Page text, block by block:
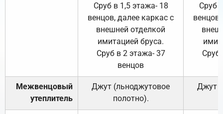
Сруб в 1,5 этажа- 18
венцов, далее каркас с
внешней отделкой
имитацией бруса.
Сруб в 2 этажа- 37
венцов
Сруб
Сруб
Межвенцовый
утеплитель
Джут (льноджутовое
полотно).
Джут